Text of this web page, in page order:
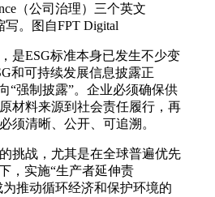
（公司治理）三个英文
。图自FPT Digital
是ESG标准本身已发生不少变
和可持续发展信息披露正
“强制披露”。企业必须确保供
材料来源到社会责任履行，再
须清晰、公开、可追溯。
挑战，尤其是在全球普遍优先
，实施“生产者延伸责
为推动循环经济和保护环境的